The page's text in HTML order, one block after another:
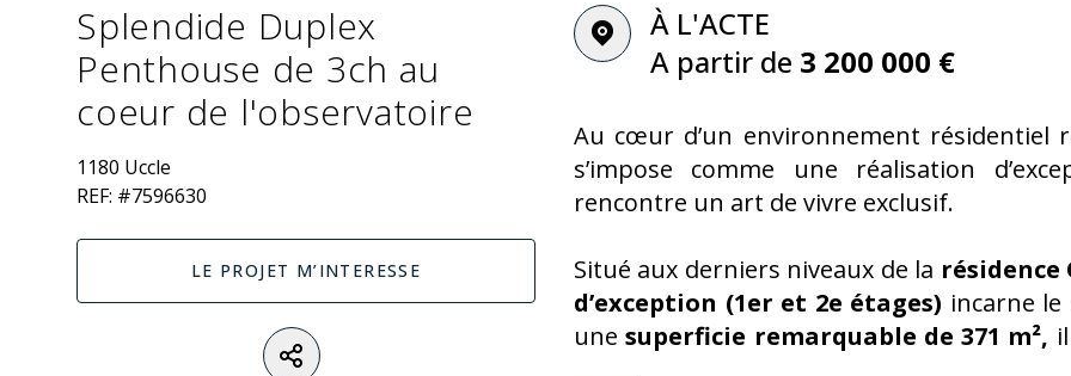
Splendide Duplex
Penthouse de 3ch au
coeur de l'observatoire
1180 Uccle
REF: #7596630
LE PROJET M’INTERESSE
À L'ACTE
A partir de 3 200 000 €
Au cœur d’un environnement résidentiel
s’impose comme une réalisation
rencontre un art de vivre exclusif.
Situé aux derniers niveaux de la résidence
d’exception (1er et 2e étages) incarne
unesuperficie remarquable de 371 m²,